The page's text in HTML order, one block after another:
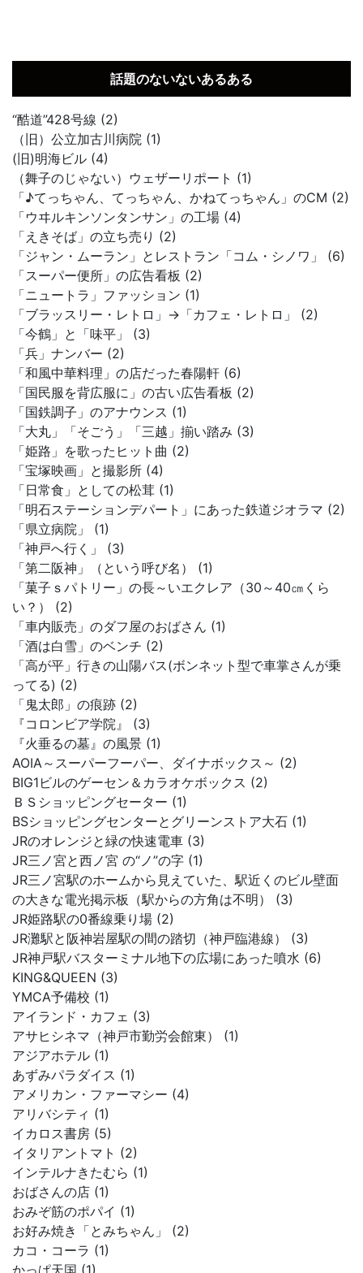
話題のないないあるある
“酷道”428号線 (2)
（旧）公立加古川病院 (1)
(旧)明海ビル (4)
（舞子のじゃない）ウェザーリポート (1)
「♪てっちゃん、てっちゃん、かねてっちゃん」のCM (2)
「ウヰルキンソンタンサン」の工場 (4)
「えきそば」の立ち売り (2)
「ジャン・ムーラン」とレストラン「コム・シノワ」 (6)
「スーパー便所」の広告看板 (2)
「ニュートラ」ファッション (1)
「ブラッスリー・レトロ」→「カフェ・レトロ」 (2)
「今鶴」と「味平」 (3)
「兵」ナンバー (2)
「和風中華料理」の店だった春陽軒 (6)
「国民服を背広服に」の古い広告看板 (2)
「国鉄調子」のアナウンス (1)
「大丸」「そごう」「三越」揃い踏み (3)
「姫路」を歌ったヒット曲 (2)
「宝塚映画」と撮影所 (4)
「日常食」としての松茸 (1)
「明石ステーションデパート」にあった鉄道ジオラマ (2)
「県立病院」 (1)
「神戸へ行く」 (3)
「第二阪神」（という呼び名） (1)
「菓子ｓパトリー」の長～いエクレア（30～40㎝くら
い？） (2)
「車内販売」のダフ屋のおばさん (1)
「酒は白雪」のベンチ (2)
「高が平」行きの山陽バス(ボンネット型で車掌さんが乗
ってる) (2)
「鬼太郎」の痕跡 (2)
『コロンビア学院』 (3)
『火垂るの墓』の風景 (1)
AOIA～スーパーフーパー、ダイナボックス～ (2)
BIG1ビルのゲーセン＆カラオケボックス (2)
ＢＳショッピングセーター (1)
BSショッピングセンターとグリーンストア大石 (1)
JRのオレンジと緑の快速電車 (3)
JR三ノ宮と西ノ宮 の“ノ”の字 (1)
JR三ノ宮駅のホームから見えていた、駅近くのビル壁面
の大きな電光掲示板（駅からの方角は不明） (3)
JR姫路駅の0番線乗り場 (2)
JR灘駅と阪神岩屋駅の間の踏切（神戸臨港線） (3)
JR神戸駅バスターミナル地下の広場にあった噴水 (6)
KING&QUEEN (3)
YMCA予備校 (1)
アイランド・カフェ (3)
アサヒシネマ（神戸市勤労会館東） (1)
アジアホテル (1)
あずみパラダイス (1)
アメリカン・ファーマシー (4)
アリバシティ (1)
イカロス書房 (5)
イタリアントマト (2)
インテルナきたむら (1)
おばさんの店 (1)
おみぞ筋のポパイ (1)
お好み焼き「とみちゃん」 (2)
カコ・コーラ (1)
かっぱ天国 (1)